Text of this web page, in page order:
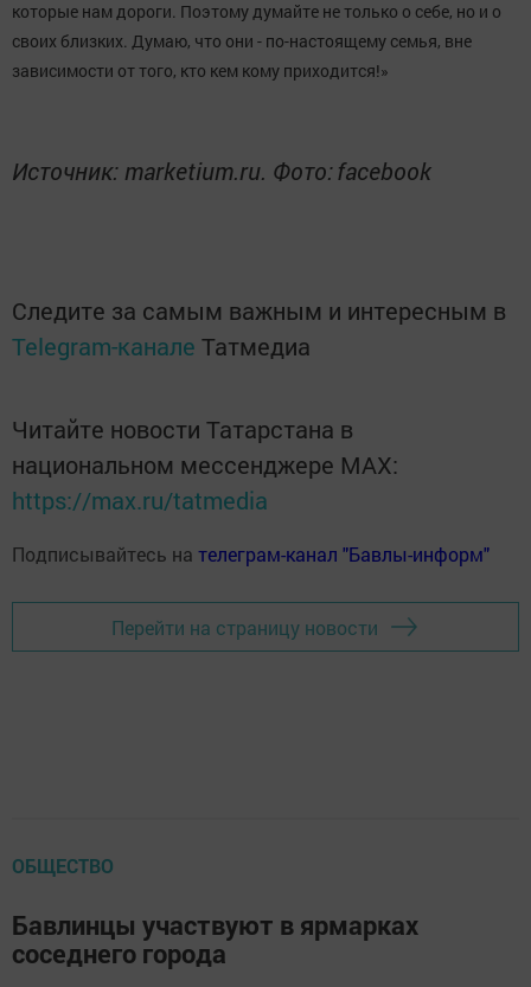
которые нам дороги. Поэтому думайте не только о себе, но и о
своих близких. Думаю, что они - по-настоящему семья, вне
зависимости от того, кто кем кому приходится!»
Источник: marketium.ru. Фото:facebook
Следите за самым важным и интересным в
Telegram-канале Татмедиа
Читайте новости Татарстана в
национальном мессенджере MАХ:
https://max.ru/tatmedia
Подписывайтесь на телеграм-канал "Бавлы-информ"
Перейти на страницу новости
ОБЩЕСТВО
Бавлинцы участвуют в ярмарках
соседнего города